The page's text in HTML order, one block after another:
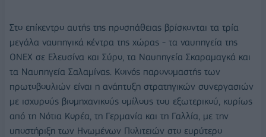
Στο επίκεντρο αυτής της προσπάθειας βρίσκονται τα τρία
μεγάλα ναυπηγικά κέντρα της χώρας - τα ναυπηγεία της
ONEX σε Ελευσίνα και Σύρο, τα Ναυπηγεία Σκαραμαγκά και
τα Ναυπηγεία Σαλαμίνας. Κοινός παρονομαστής των
πρωτοβουλιών είναι η ανάπτυξη στρατηγικών συνεργασιών
με ισχυρούς βιομηχανικούς ομίλους του εξωτερικού, κυρίως
από τη Νότια Κορέα, τη Γερμανία και τη Γαλλία, με την
υποστήριξη των Ηνωμένων Πολιτειών στο ευρύτερο